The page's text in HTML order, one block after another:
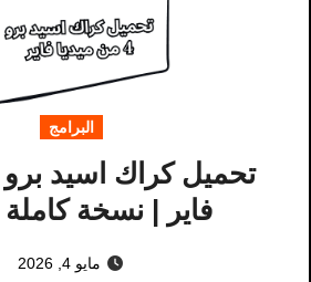
البرامج
فاير | نسخة
مايو 4, 2026